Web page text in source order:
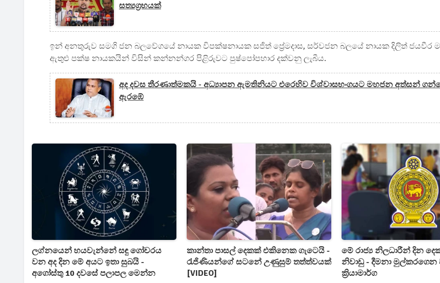
සත්‍යග්‍රහයක්
ඉන් අනතුරුව සමගි ජන බලවේගයේ නායක විපක්ෂනායක සජිත් ප්‍රේමදාස, සර්වජන බලයේ නායක දිලිත් ජයවීර
ඇතුළු පක්ෂ නායකයින් විසින් කන්නන්ගර පිළිරුවට පුෂ්පෝපහාර දක්වනු ලැබීය.
අද දවස තීරණාත්මකයි - අධ්‍යාපන ඇමතිනියට එරෙහිව විශ්වාසභංගයට මහජන අත්සන්
ඇරඹේ
ලග්නයෙන් හයවැන්නේ සඳු ගෝචරය
වන අද දින මේ අයට ඉතා සුබයි -
අගෝස්තු 10 දවසේ පලාපල මෙන්න
කාන්තා පාසල් දෙකක් එකිනෙක ගැටෙයි -
රැජිණියන්ගේ සටනේ උණුසුම් තත්ත්වයක්
[VIDEO]
මේ රාජ්‍ය නිලධාරීන් දින
නිවාඩු - දීමනා මුල්කරගෙන
ක්‍රියාමාර්ග